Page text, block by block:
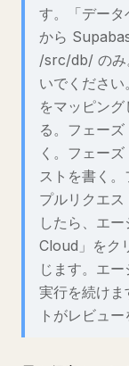
す。「デー
から
/src/db/ のみ
いでください
をマッピン
る。フェー
く。フェー
ストを書く
プルリクエ
したら、エ
Cloud」をク
じます。エ
実行を続け
トがレビュー